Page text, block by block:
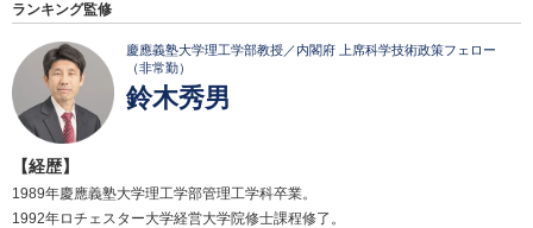
ランキング監修
慶應義塾大学理工学部教授／内閣府 上席科学技術政策フェロー
（非常勤）
鈴木秀男
【経歴】
1989年慶應義塾大学理工学部管理工学科卒業。
1992年ロチェスター大学経営大学院修士課程修了。